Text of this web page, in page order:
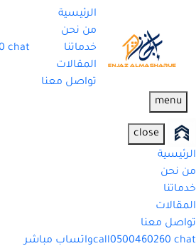
الرئيسية
من نحن
خدماتنا
المقالات
تواصل معنا
chat
menu
close
الرئيسية
من نحن
خدماتنا
المقالات
تواصل معنا
call0500460260 chat
واتساب مباشر